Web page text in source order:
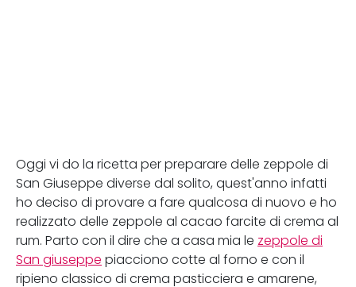
Oggi vi do la ricetta per preparare delle zeppole di
San Giuseppe diverse dal solito, quest'anno infatti
ho deciso di provare a fare qualcosa di nuovo e ho
realizzato delle zeppole al cacao farcite di crema al
rum. Parto con il dire che a casa mia le zeppole di
San giuseppe piacciono cotte al forno e con il
ripieno classico di crema pasticciera e amarene,